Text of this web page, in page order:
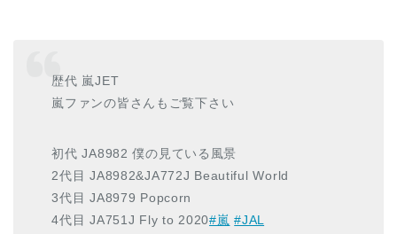
歴代 嵐JET
嵐ファンの皆さんもご覧下さい
初代 JA8982 僕の見ている風景
2代目 JA8982&JA772J Beautiful World
3代目 JA8979 Popcorn
4代目 JA751J Fly to 2020#嵐 #JAL